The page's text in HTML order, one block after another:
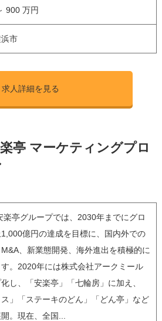
900 万円
市
求人詳細を見る
亭 マーケティングプロ
楽亭グループでは、2030年までにグロ
億円の達成を目標に、国内外での
、新業態開発、海外進出を積極的に
。2020年には株式会社アークミール
し、「安楽亭」「七輪房」に加え、
ス」「ステーキのどん」「どん亭」など
。現在、全国...